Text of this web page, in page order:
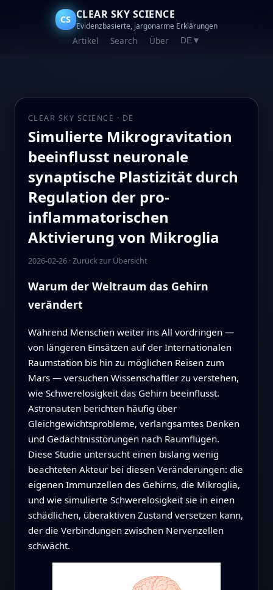
CS CLEAR SKY SCIENCE
Evidenzbasierte, jargonarme Erklärungen
Artikel Search Über DE▼
CLEAR SKY SCIENCE · DE
Simulierte Mikrogravitation
beeinflusst neuronale
synaptische Plastizität durch
Regulation der pro-
inflammatorischen
Aktivierung von Mikroglia
2026-02-26·Zurück zur Übersicht
Warum der Weltraum das Gehirn
verändert
Während Menschen weiter ins All vordringen —
von längeren Einsätzen auf der Internationalen
Raumstation bis hin zu möglichen Reisen zum
Mars — versuchen Wissenschaftler zu verstehen,
wie Schwerelosigkeit das Gehirn beeinflusst.
Astronauten berichten häufig über
Gleichgewichtsprobleme, verlangsamtes Denken
und Gedächtnisstörungen nach Raumflügen.
Diese Studie untersucht einen bislang wenig
beachteten Akteur bei diesen Veränderungen: die
eigenen Immunzellen des Gehirns, die Mikroglia,
und wie simulierte Schwerelosigkeit sie in einen
schädlichen, überaktiven Zustand versetzen kann,
der die Verbindungen zwischen Nervenzellen
schwächt.